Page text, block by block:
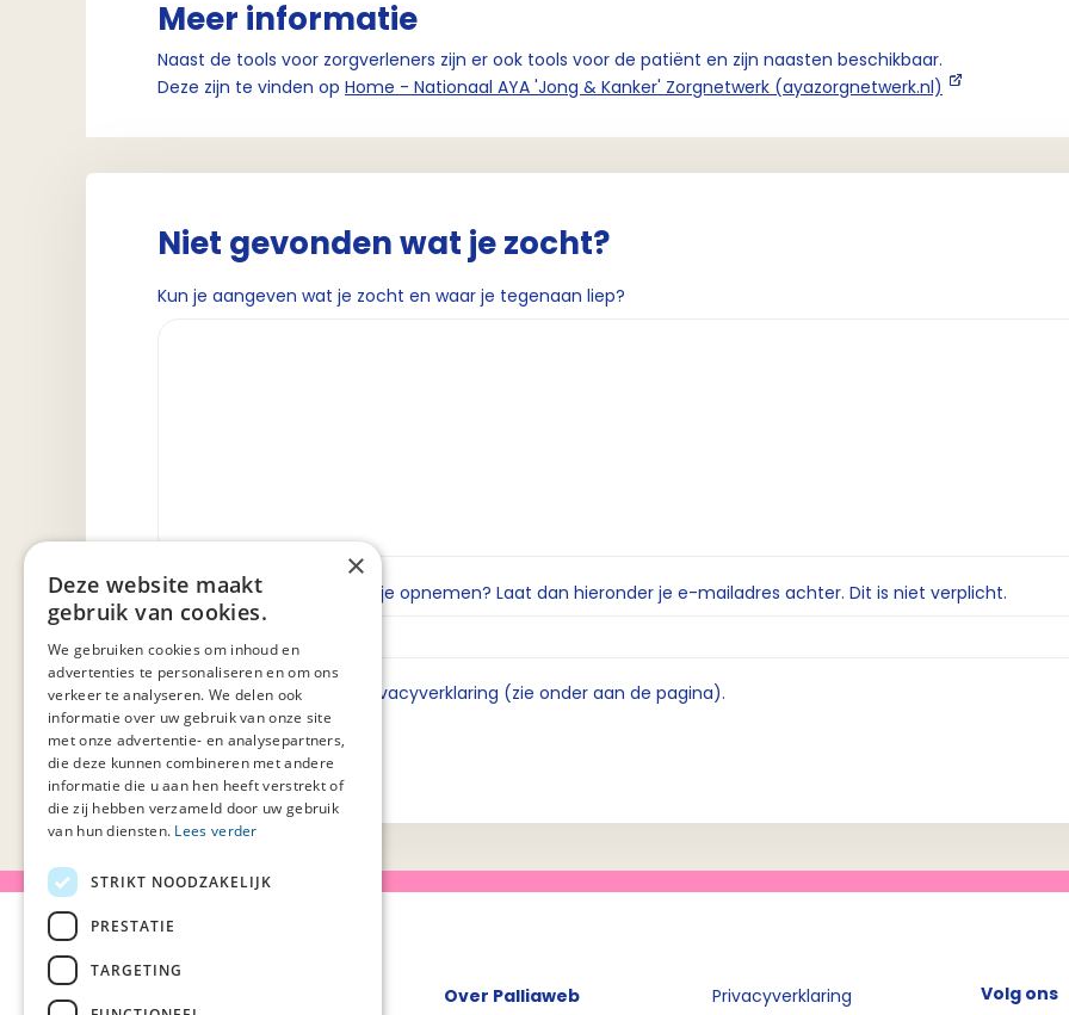
Meer informatie
Naast de tools voor zorgverleners zijn er ook tools voor de patiënt en zijn naasten beschikbaar.
Deze zijn te vinden op Home - Nationaal AYA 'Jong & Kanker' Zorgnetwerk (ayazorgnetwerk.nl)
Niet gevonden wat je zocht?
Kun je aangeven wat je zocht en waar je tegenaan liep?
Wil je dat we contact met je opnemen? Laat dan hieronder je e-mailadres achter. Dit is niet verplicht.
Ik ga akkoord met de privacyverklaring (zie onder aan de pagina).
Over Palliaweb
Privacyverklaring
Volg ons
×
Deze website maakt
gebruik van cookies.
We gebruiken cookies om inhoud en
advertenties te personaliseren en om ons
verkeer te analyseren. We delen ook
informatie over uw gebruik van onze site
met onze advertentie- en analysepartners,
die deze kunnen combineren met andere
informatie die u aan hen heeft verstrekt of
die zij hebben verzameld door uw gebruik
van hun diensten. Lees verder
STRIKT NOODZAKELIJK
PRESTATIE
TARGETING